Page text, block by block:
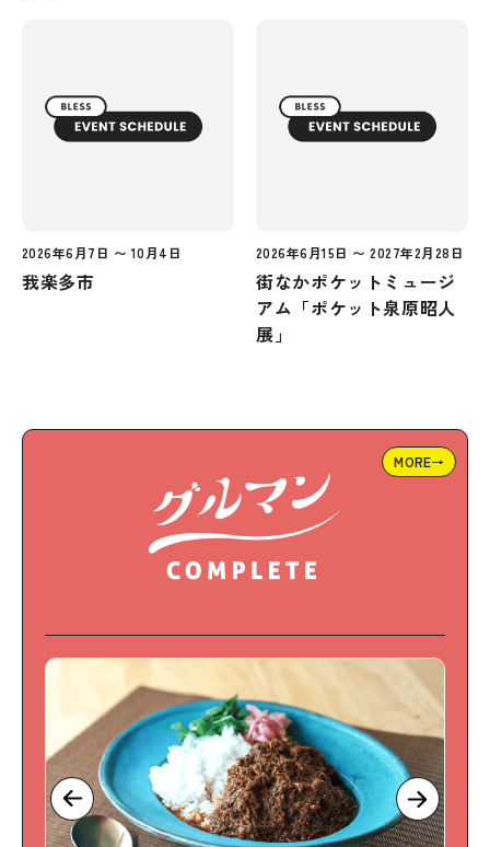
2026年6月7日 〜 10月4日
我楽多市
2026年6月15日 〜 2027年2月28日
街なかポケットミュージ
アム「ポケット泉原昭人
展」
MORE→